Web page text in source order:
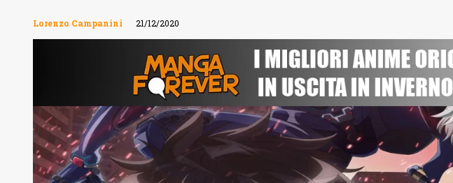
Lorenzo Campanini 21/12/2020